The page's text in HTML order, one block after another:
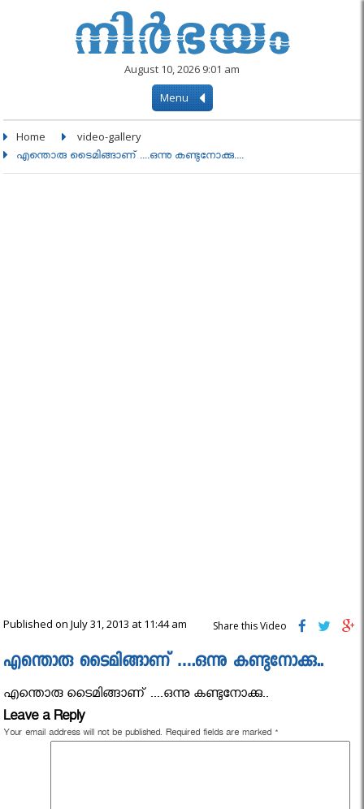
August 10, 2026 9:01 am
Menu
Home video-gallery
എന്തൊരു ടൈമിങ്ങാണ് ....ഒന്നു കണ്ടുനോക്കു....
Published on July 31, 2013 at 11:44 am Share this Video
എന്തൊരു ടൈമിങ്ങാണ് ….ഒന്നു കണ്ടുനോക്കു..
എന്തൊരു ടൈമിങ്ങാണ് ....ഒന്നു കണ്ടുനോക്കു..
Leave a Reply
Your email address will not be published. Required fields are marked *